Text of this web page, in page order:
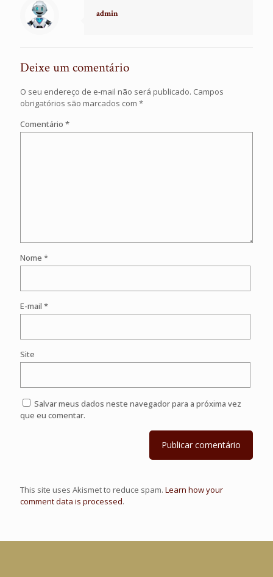
admin
Deixe um comentário
O seu endereço de e-mail não será publicado. Campos
obrigatórios são marcados com *
Comentário *
Nome *
E-mail *
Site
Salvar meus dados neste navegador para a próxima vez
que eu comentar.
This site uses Akismet to reduce spam. Learn how your
comment data is processed.